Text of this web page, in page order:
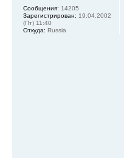
Сообщения: 14205
Зарегистрирован: 19.04.2002
(Пт) 11:40
Откуда: Russia